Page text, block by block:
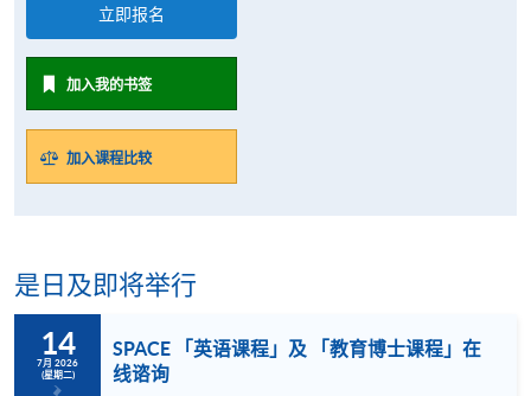
立即报名
加入我的书签
加入课程比较
是日及即将举行
14
7月 2026
(星期二)
SPACE 「英语课程」及 「教育博士课程」在
线谘询